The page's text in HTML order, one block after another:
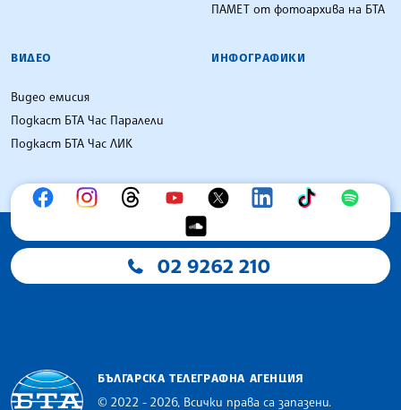
ПАМЕТ от фотоархива на БТА
ВИДЕО
Видео емисия
Подкаст БТА Час Паралели
Подкаст БТА Час ЛИК
ИНФОГРАФИКИ
02 9262 210
БЪЛГАРСКА ТЕЛЕГРАФНА АГЕНЦИЯ
© 2022 - 2026, Всички права са запазени.